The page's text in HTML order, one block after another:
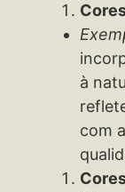
à
com